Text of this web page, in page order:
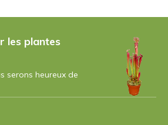
les plantes
serons heureux de